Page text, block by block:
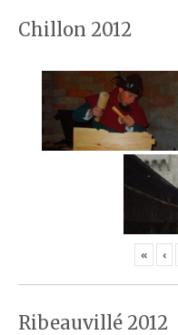
Chillon 2012
« ‹
Ribeauvillé 2012